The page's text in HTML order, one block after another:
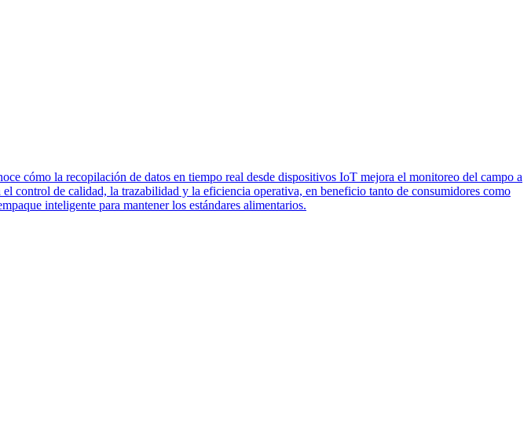
cómo la recopilación de datos en tiempo real desde dispositivos IoT mejora el monitoreo del campo a
control de calidad, la trazabilidad y la eficiencia operativa, en beneficio tanto de consumidores como
inteligente para mantener los estándares alimentarios.